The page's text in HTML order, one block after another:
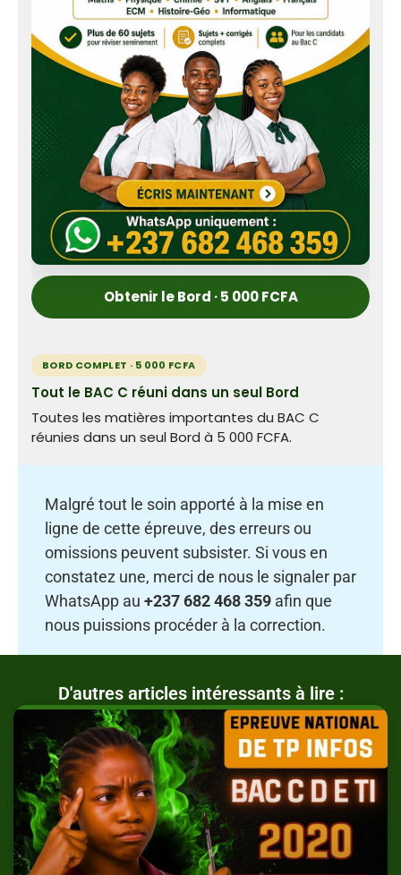
Obtenir le Bord · 5 000 FCFA
BORD COMPLET · 5 000 FCFA
Tout le BAC C réuni dans un seul Bord
Toutes les matières importantes du BAC C
réunies dans un seul Bord à 5 000 FCFA.
Malgré tout le soin apporté à la mise en
ligne de cette épreuve, des erreurs ou
omissions peuvent subsister. Si vous en
constatez une, merci de nous le signaler par
WhatsApp au +237 682 468 359 afin que
nous puissions procéder à la correction.
D'autres articles intéressants à lire :